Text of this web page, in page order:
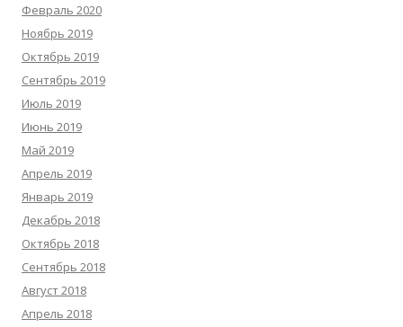
Февраль 2020
Ноябрь 2019
Октябрь 2019
Сентябрь 2019
Июль 2019
Июнь 2019
Май 2019
Апрель 2019
Январь 2019
Декабрь 2018
Октябрь 2018
Сентябрь 2018
Август 2018
Апрель 2018